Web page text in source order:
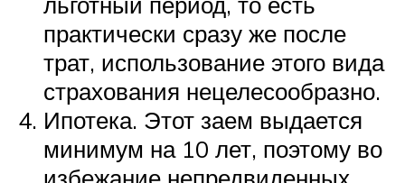
практически сразу же после
трат, использование этого вида
страхования нецелесообразно.
Ипотека. Этот заем выдается
минимум на 10 лет, поэтому во